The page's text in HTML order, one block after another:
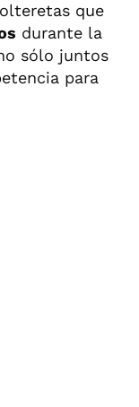
que
durante la
sólo juntos
para